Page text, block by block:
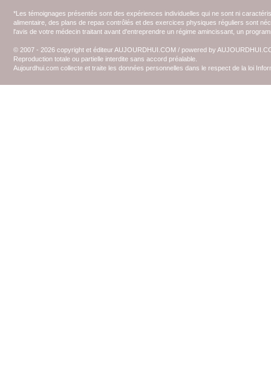
*Les témoignages présentés sont des expériences individuelles qui ne sont ni
alimentaire, des plans de repas contrôlés et des exercices physiques réguliers sont
l'avis de votre médecin traitant avant d'entreprendre un régime amincissant, un
© 2007 - 2026 copyright et éditeur AUJOURDHUI.COM / powered by
Reproduction totale ou partielle interdite sans accord préalable.
Aujourdhui.com collecte et traite les données personnelles dans le respect de la loi